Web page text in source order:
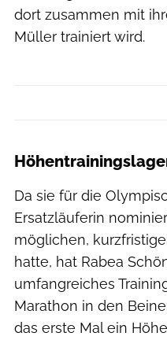
dort zusammen mit
Müller trainiert wird.
Da sie für die
Ersatzläuferin
möglichen,
hatte, hat Rabea
umfangreiches
Marathon in den
das erste Mal ein